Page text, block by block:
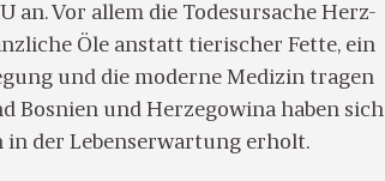
an. Vor allem die Todesursache Herz-
Öle anstatt tierischer Fette, ein
und die moderne Medizin tragen
Bosnien und Herzegowina haben sich
der Lebenserwartung erholt.